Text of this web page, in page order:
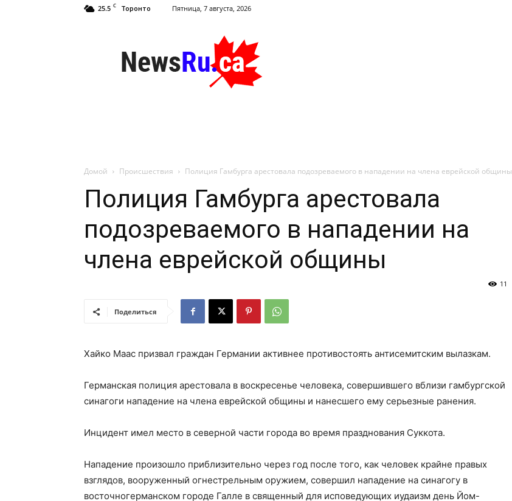
25.5 C Торонто Пятница, 7 августа, 2026
NewsRu.Ca
Домой Происшествия Полиция Гамбурга арестовала подозреваемого в нападении на члена еврейской общины
Полиция Гамбурга арестовала
подозреваемого в нападении на
члена еврейской общины
11
Поделиться
Хайко Маас призвал граждан Германии активнее противостоять антисемитским вылазкам.
Германская полиция арестовала в воскресенье человека, совершившего вблизи гамбургской
синагоги нападение на члена еврейской общины и нанесшего ему серьезные ранения.
Инцидент имел место в северной части города во время празднования Суккота.
Нападение произошло приблизительно через год после того, как человек крайне правых
взглядов, вооруженный огнестрельным оружием, совершил нападение на синагогу в
восточногерманском городе Галле в священный для исповедующих иудаизм день Йом-